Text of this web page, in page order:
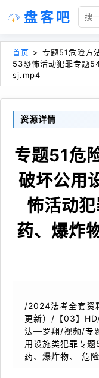
盘客吧
首页 > 专题51危险方
53恐怖活动犯罪专题
sj.mp4
资源详情
专题51危
破坏公用
怖活动
药、爆炸
/2024法考全套资
更新）/【03】
法—罗翔/视频/专
用设施类犯罪专
药、爆炸物、 危